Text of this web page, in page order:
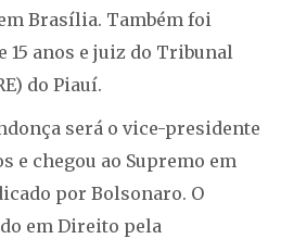
Brasília. Também foi
15 anos e juiz do Tribunal
do Piauí.
será o vice-presidente
e chegou ao Supremo em
por Bolsonaro. O
em Direito pela